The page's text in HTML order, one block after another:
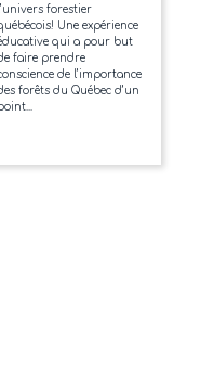
l’univers forestier
Une expérience
qui a pour but
faire prendre
de l’importance
forêts du Québec d’un